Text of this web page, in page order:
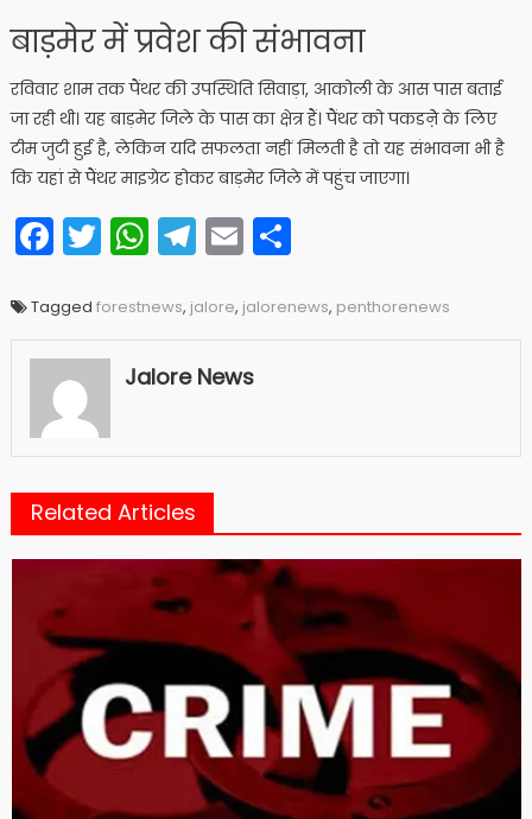
बाड़मेर में प्रवेश की संभावना
रविवार शाम तक पैंथर की उपस्थिति सिवाड़ा, आकोली के आस पास बताई
जा रही थी। यह बाड़मेर जिले के पास का क्षेत्र हैं। पैंथर को पकडऩेे के लिए
टीम जुटी हुई है, लेकिन यदि सफलता नहीं मिलती है तो यह संभावना भी है
कि यहां से पैंथर माइग्रेट होकर बाड़मेर जिले में पहुंच जाएगा।
Facebook
Twitter
WhatsApp
Telegram
EmailShare
Tagged forestnews, jalore, jalorenews, penthorenews
Jalore News
Related Articles